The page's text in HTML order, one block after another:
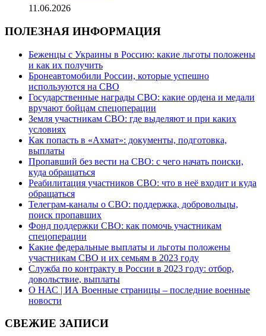
11.06.2026
ПОЛЕЗНАЯ ИНФОРМАЦИЯ
Беженцы с Украины в Россию: какие льготы положены
и как их получить
Бронеавтомобили России, которые успешно
используются на СВО
Государственные награды СВО: какие ордена и медали
вручают бойцам спецоперации
Земля участникам СВО: где выделяют и при каких
условиях
Как попасть в «Ахмат»: документы, подготовка,
выплаты
Пропавший без вести на СВО: с чего начать поиски,
куда обращаться
Реабилитация участников СВО: что в неё входит и куда
обращаться
Телеграм-каналы о СВО: поддержка, добровольцы,
поиск пропавших
Фонд поддержки СВО: как помочь участникам
спецоперации
Какие федеральные выплаты и льготы положены
участникам СВО и их семьям в 2023 году
Служба по контракту в России в 2023 году: отбор,
довольствие, выплаты
О НАС | ИА Военные страницы – последние военные
новости
СВЕЖИЕ ЗАПИСИ